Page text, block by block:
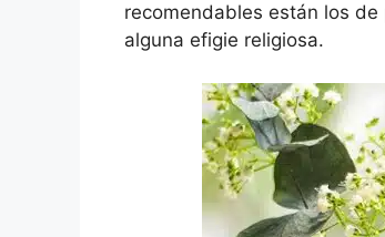
recomendables están los
alguna efigie religiosa.